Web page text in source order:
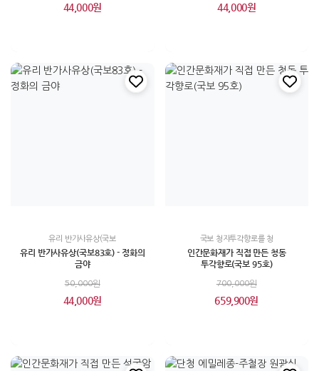
44,000원 44,000원
유리 반가사유상(국보
유리 반가사유상(국보83호) - 정화의
금야
50,000원
44,000원
국보 청자투각향로를 청
인간문화재가 직접 만든 청동
투각향로(국보 95호)
700,000원
659,900원